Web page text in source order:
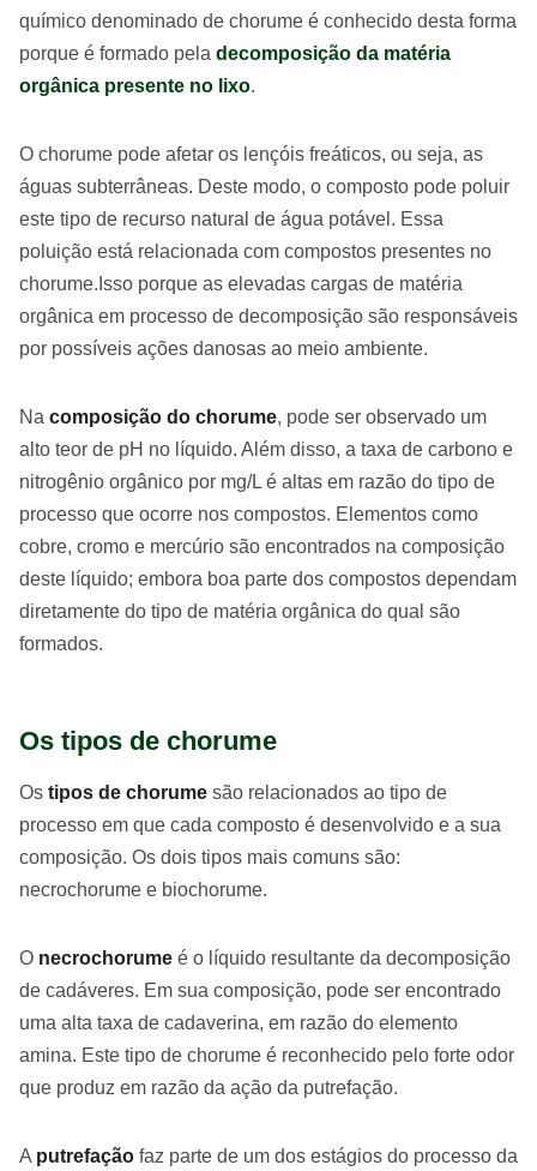
químico denominado de chorume é conhecido desta forma
porque é formado pela decomposição da matéria
orgânica presente no lixo.
O chorume pode afetar os lençóis freáticos, ou seja, as
águas subterrâneas. Deste modo, o composto pode poluir
este tipo de recurso natural de água potável. Essa
poluição está relacionada com compostos presentes no
chorume.Isso porque as elevadas cargas de matéria
orgânica em processo de decomposição são responsáveis
por possíveis ações danosas ao meio ambiente.
Na composição do chorume, pode ser observado um
alto teor de pH no líquido. Além disso, a taxa de carbono e
nitrogênio orgânico por mg/L é altas em razão do tipo de
processo que ocorre nos compostos. Elementos como
cobre, cromo e mercúrio são encontrados na composição
deste líquido; embora boa parte dos compostos dependam
diretamente do tipo de matéria orgânica do qual são
formados.
Os tipos de chorume
Os tipos de chorume são relacionados ao tipo de
processo em que cada composto é desenvolvido e a sua
composição. Os dois tipos mais comuns são:
necrochorume e biochorume.
O necrochorume é o líquido resultante da decomposição
de cadáveres. Em sua composição, pode ser encontrado
uma alta taxa de cadaverina, em razão do elemento
amina. Este tipo de chorume é reconhecido pelo forte odor
que produz em razão da ação da putrefação.
A putrefação faz parte de um dos estágios do processo da